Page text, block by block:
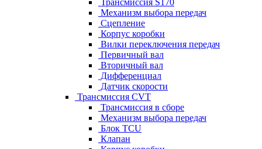
Трансмиссия S170
Механизм выбора передач
Сцепление
Корпус коробки
Вилки переключения передач
Первичный вал
Вторичный вал
Дифференциал
Датчик скорости
Трансмиссия CVT
Трансмиссия в сборе
Механизм выбора передач
Блок TCU
Клапан